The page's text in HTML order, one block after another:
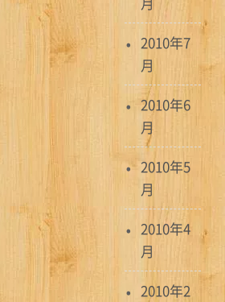
2010年7
月
2010年6
月
2010年5
月
2010年4
月
2010年2